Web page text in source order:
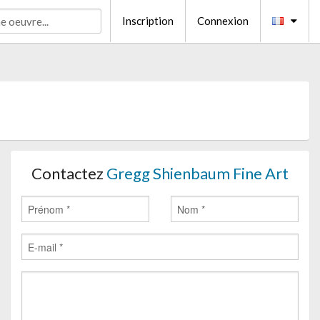
Inscription Connexion
Contactez Gregg Shienbaum Fine Art